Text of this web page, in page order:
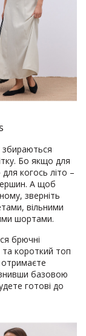
збираються
Бо якщо для
когось літо –
А щоб
зверніть
вільними
шортами.
брючні
короткий топ
базовою
готові до